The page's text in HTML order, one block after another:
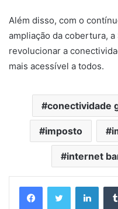
Além disso, com o
ampliação da cobertura,
revolucionar a
mais acessível a todos.
conectividade
imposto
internet